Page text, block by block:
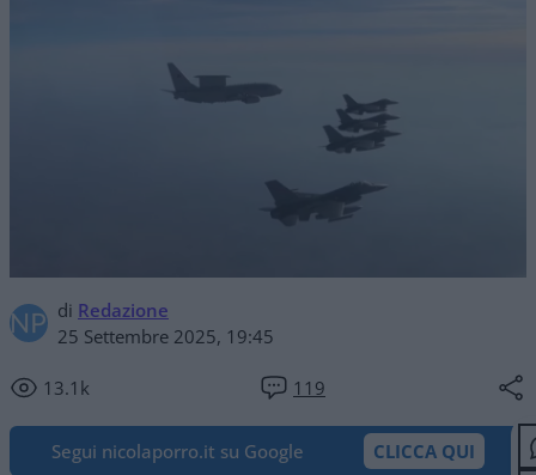
di Redazione
25 Settembre 2025, 19:45
13.1k 119
Segui nicolaporro.it su Google CLICCA QUI